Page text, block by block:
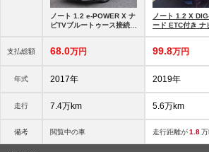
支払総額
年式
走行
備考
ノート 1.2 e-POWER X ナ
ビTVブルートゥース接続ア
68.0万円
2017年
7.4万km
閲覧中の車
ノート 1.2 X
ード ETC付き ナ
99.8万円
2019年
5.6万km
走行距離が1.8